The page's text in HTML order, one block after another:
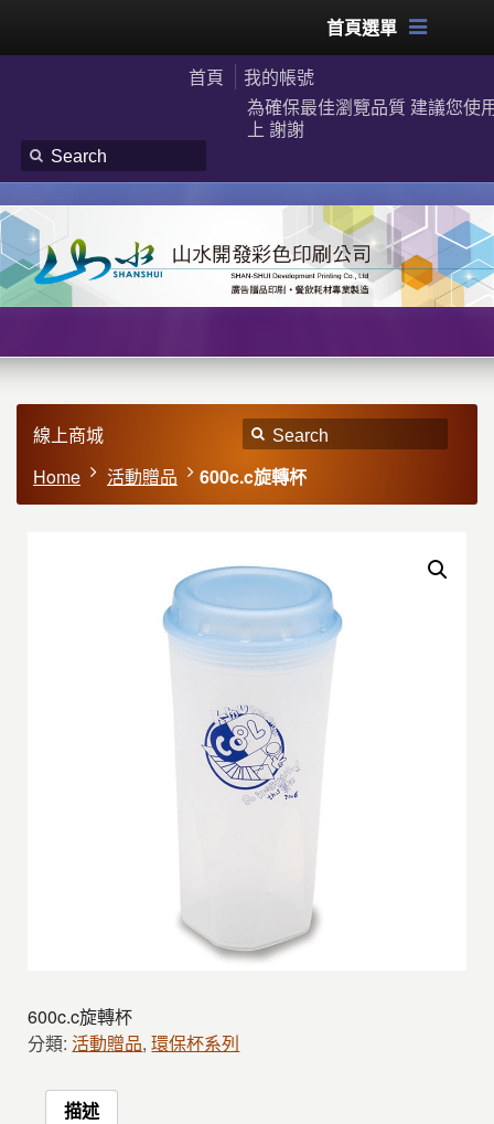
首頁選單
首頁
我的帳號
為確保最佳瀏覽品質 建議您使
上 謝謝
線上商城
Home
活動贈品 600c.c旋轉杯
600c.c旋轉杯
分類:活動贈品,環保杯系列
描述